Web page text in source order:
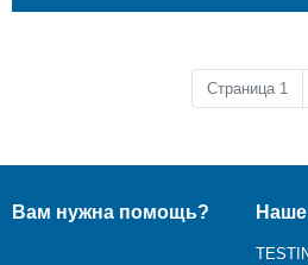
Страница 1
Вам нужна помощь?